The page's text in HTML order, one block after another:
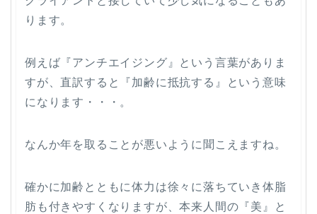
ります。
例えば『アンチエイジング』という言葉がありま
すが、直訳すると『加齢に抵抗する』という意味
になります・・・。
なんか年を取ることが悪いように聞こえますね。
確かに加齢とともに体力は徐々に落ちていき体脂
肪も付きやすくなりますが、本来人間の『美』と